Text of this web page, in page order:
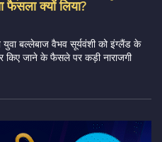
फैसला क्यों लिया?
युवा बल्लेबाज वैभव सूर्यवंशी को इंग्लैंड के
किए जाने के फैसले पर कड़ी नाराजगी